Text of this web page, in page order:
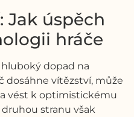
Jak úspěch
hráče
dopad na
dosáhne vítězství, může
vést k optimistickému
stranu však